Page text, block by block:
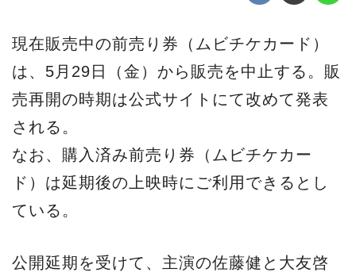
現在販売中の前売り券（ムビチケカード）
は、5月29日（金）から販売を中止する。販
売再開の時期は公式サイトにて改めて発表
される。
なお、購入済み前売り券（ムビチケカー
ド）は延期後の上映時にご利用できるとし
ている。
公開延期を受けて、主演の佐藤健と大友啓